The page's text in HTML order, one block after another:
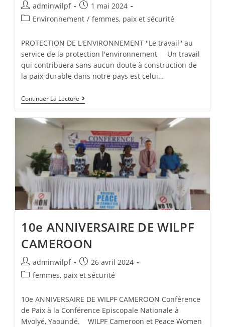
adminwilpf
1 mai 2024
Environnement / femmes, paix et sécurité
PROTECTION DE L'ENVIRONNEMENT ''Le travail'' au
service de la protection l'environnement Un travail
qui contribuera sans aucun doute à construction de
la paix durable dans notre pays est celui…
Continuer La Lecture
10e ANNIVERSAIRE DE WILPF
CAMEROON
adminwilpf
26 avril 2024
femmes, paix et sécurité
10e ANNIVERSAIRE DE WILPF CAMEROON Conférence
de Paix à la Conférence Episcopale Nationale à
Mvolyé, Yaoundé. WILPF Cameroon et Peace Women